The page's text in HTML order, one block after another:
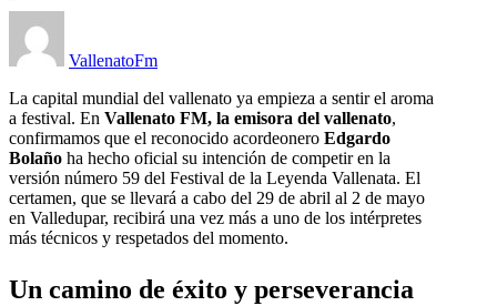
VallenatoFm
La capital mundial del vallenato ya empieza a sentir el aroma
a festival. En Vallenato FM, la emisora del vallenato,
confirmamos que el reconocido acordeonero Edgardo
Bolaño ha hecho oficial su intención de competir en la
versión número 59 del Festival de la Leyenda Vallenata. El
certamen, que se llevará a cabo del 29 de abril al 2 de mayo
en Valledupar, recibirá una vez más a uno de los intérpretes
más técnicos y respetados del momento.
Un camino de éxito y perseverancia